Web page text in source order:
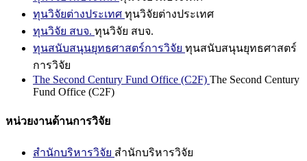
ทุนวิจัยต่างประเทศ ทุนวิจัยต่างประเทศ
ทุนวิจัย สบจ. ทุนวิจัย สบจ.
ทุนสนับสนุนยุทธศาสตร์การวิจัย ทุนสนับสนุนยุทธศาสตร์
การวิจัย
The Second Century Fund Office (C2F) The Second Century
Fund Office (C2F)
หน่วยงานด้านการวิจัย
สำนักบริหารวิจัย สำนักบริหารวิจัย